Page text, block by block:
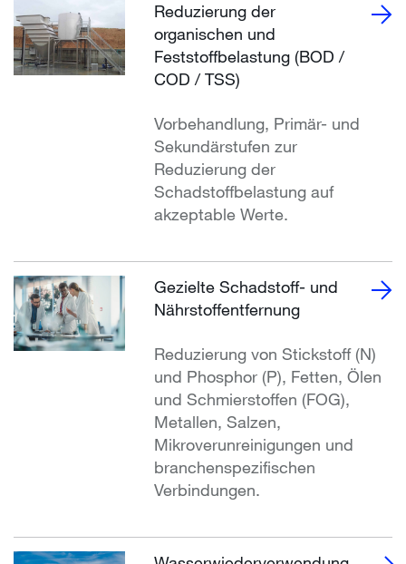
Reduzierung der
organischen und
Feststoffbelastung (BOD /
COD / TSS)
Vorbehandlung, Primär- und
Sekundärstufen zur
Reduzierung der
Schadstoffbelastung auf
akzeptable Werte.
Gezielte Schadstoff- und
Nährstoffentfernung
Reduzierung von Stickstoff (N)
und Phosphor (P), Fetten, Ölen
und Schmierstoffen (FOG),
Metallen, Salzen,
Mikroverunreinigungen und
branchenspezifischen
Verbindungen.